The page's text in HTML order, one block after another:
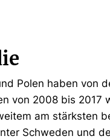
Polen haben von
von 2008 bis 2017
am stärksten
Schweden und